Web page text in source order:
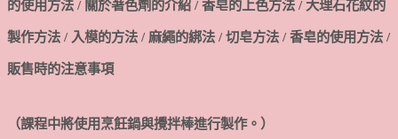
的使用方法 / 關於著色劑的介紹 / 香皂的上色方法 / 大理石花紋的
製作方法 / 入模的方法 / 麻繩的綁法 / 切皂方法 / 香皂的使用方法 /
販售時的注意事項
（課程中將使用烹飪鍋與攪拌棒進行製作。）